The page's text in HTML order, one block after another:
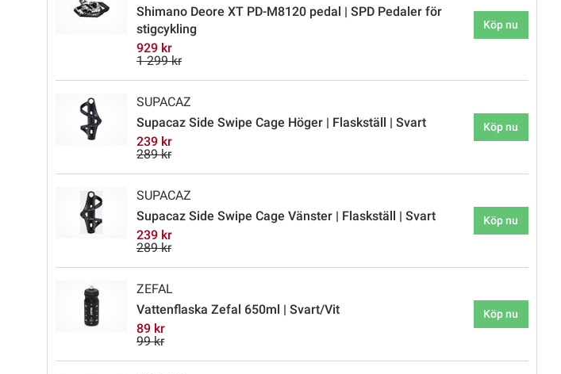
Shimano Deore XT PD-M8120 pedal | SPD Pedaler för
stigcykling
929 kr
1 299 kr
Köp nu
SUPACAZ
Supacaz Side Swipe Cage Höger | Flaskställ | Svart
239 kr
289 kr
Köp nu
SUPACAZ
Supacaz Side Swipe Cage Vänster | Flaskställ | Svart
239 kr
289 kr
Köp nu
ZEFAL
Vattenflaska Zefal 650ml | Svart/Vit
89 kr
99 kr
Köp nu